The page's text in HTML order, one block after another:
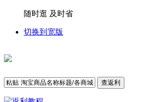
随时逛 及时省
切换到宽版
查返利